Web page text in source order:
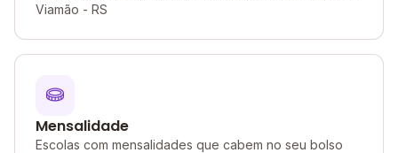
Viamão - RS
Mensalidade
Escolas com mensalidades que cabem no seu bolso